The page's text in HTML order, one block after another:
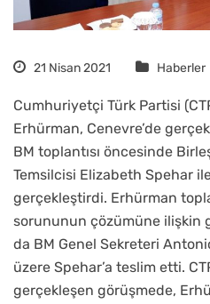
21 Nisan 2021 Haberler
Cumhuriyetçi Türk Partisi
Erhürman, Cenevre’de
BM toplantısı öncesinde
Temsilcisi Elizabeth Spehar
gerçekleştirdi. Erhürman
sorununun çözümüne ilişkin
da BM Genel Sekreteri
üzere Spehar’a teslim etti.
gerçekleşen görüşmede,